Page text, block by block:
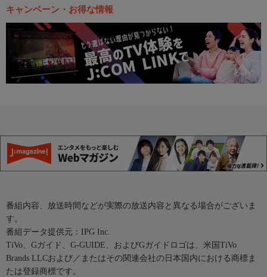
キャンペーン・お得な情報
番組内容、放送時間などが実際の放送内容と異なる場合がございま
す。
番組データ提供元：IPG Inc.
TiVo、Gガイド、G-GUIDE、およびGガイドロゴは、米国TiVo
Brands LLCおよび／またはその関連会社の日本国内における商標ま
たは登録商標です。